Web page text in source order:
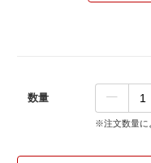
数量
※注文数量に